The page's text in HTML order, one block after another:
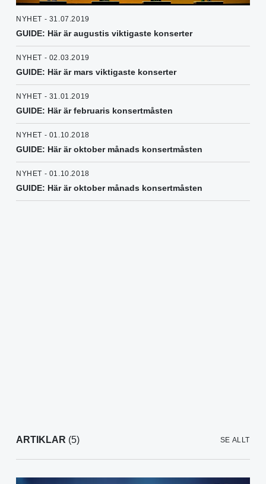
NYHET - 31.07.2019
GUIDE: Här är augustis viktigaste konserter
NYHET - 02.03.2019
GUIDE: Här är mars viktigaste konserter
NYHET - 31.01.2019
GUIDE: Här är februaris konsertmåsten
NYHET - 01.10.2018
GUIDE: Här är oktober månads konsertmåsten
NYHET - 01.10.2018
GUIDE: Här är oktober månads konsertmåsten
ARTIKLAR (5) SE ALLT